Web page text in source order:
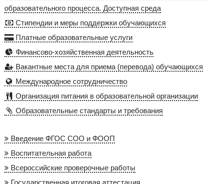
образовательного процесса. Доступная среда
Стипендии и меры поддержки обучающихся
Платные образовательные услуги
Финансово-хозяйственная деятельность
Вакантные места для приема (перевода) обучающихся
Международное сотрудничество
Организация питания в образовательной организации
Образовательные стандарты и требования
Введение ФГОС СОО и ФООП
Воспитательная работа
Всероссийские проверочные работы